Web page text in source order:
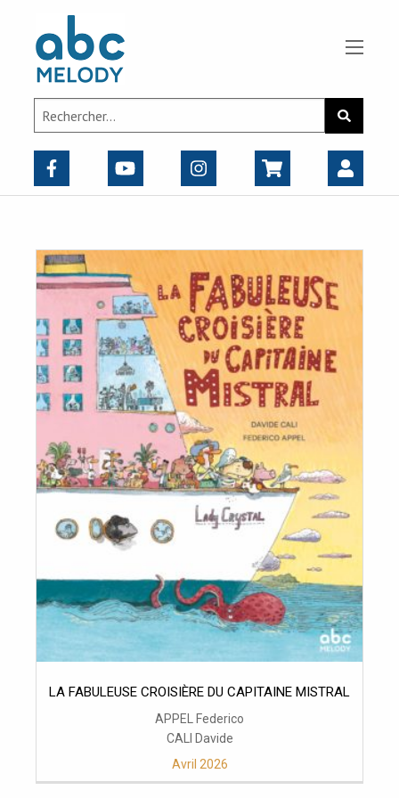
Search
for:
LA FABULEUSE CROISIÈRE DU CAPITAINE MISTRAL
APPEL Federico
CALI Davide
Avril 2026
Panneau de gestion des cookies